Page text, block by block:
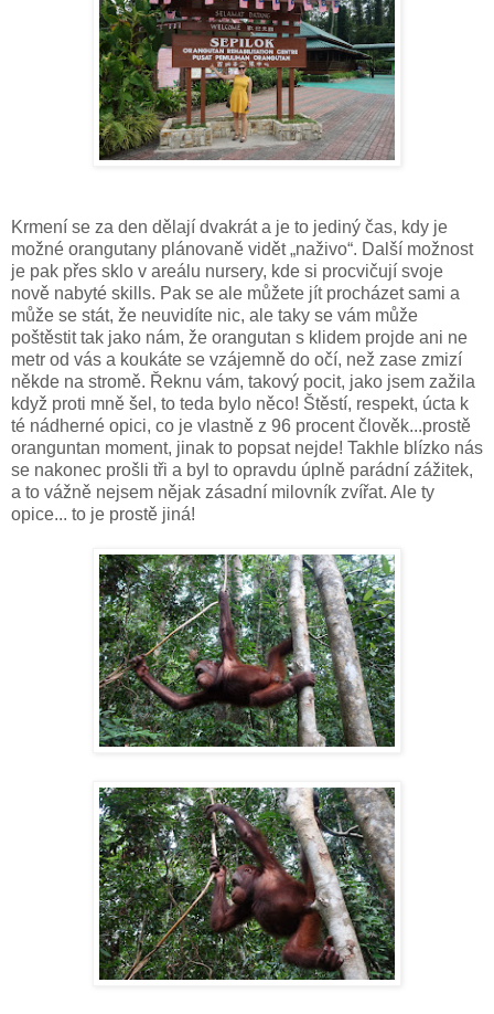
Krmení se za den dělají dvakrát a je to jediný čas, kdy je
možné orangutany plánovaně vidět „naživo“. Další možnost
je pak přes sklo v areálu nursery, kde si procvičují svoje
nově nabyté skills. Pak se ale můžete jít procházet sami a
může se stát, že neuvidíte nic, ale taky se vám může
poštěstit tak jako nám, že orangutan s klidem projde ani ne
metr od vás a koukáte se vzájemně do očí, než zase zmizí
někde na stromě. Řeknu vám, takový pocit, jako jsem zažila
když proti mně šel, to teda bylo něco! Štěstí, respekt, úcta k
té nádherné opici, co je vlastně z 96 procent člověk...prostě
oranguntan moment, jinak to popsat nejde! Takhle blízko nás
se nakonec prošli tři a byl to opravdu úplně parádní zážitek,
a to vážně nejsem nějak zásadní milovník zvířat. Ale ty
opice... to je prostě jiná!